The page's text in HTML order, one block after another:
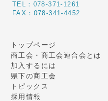
TEL：078-371-1261
FAX：078-341-4452
トップページ
商工会・商工会連合会とは
加入するには
県下の商工会
トピックス
採用情報